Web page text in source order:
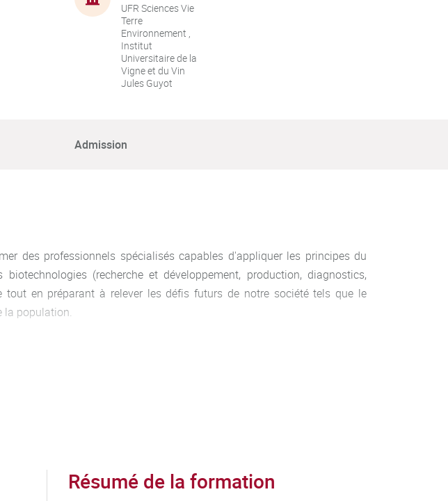
UFR Sciences Vie
Terre
Environnement ,
Institut
Universitaire de la
Vigne et du Vin
Jules Guyot
Admission
des professionnels spécialisés capables d'appliquer les principes du
(recherche et développement, production, diagnostics,
en préparant à relever les défis futurs de notre société tels que le
la population.
des Interactions Plante Microorganismes agro-Environnement, MB :
Résumé de la formation